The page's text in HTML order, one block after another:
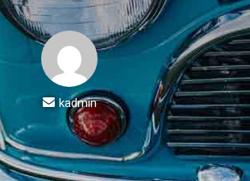
kadmin
ارسال
به
ایمیل